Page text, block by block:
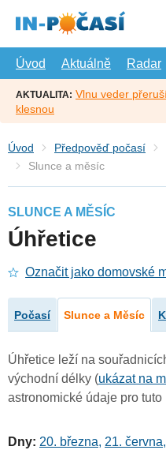
hlavní
Úvod
Aktuálně Radar
AKTUALITA: Vlnu veder
klesnou
Úvod Předpověď počasí
Slunce a měsíc
SLUNCE A MĚSÍC
Úhřetice
Označit jako domovské
Počasí Slunce a Měsíc
Úhřetice leží na
východní délky (ukázat na
astronomické údaje pro tuto
Dny: 20. března, 21. června,